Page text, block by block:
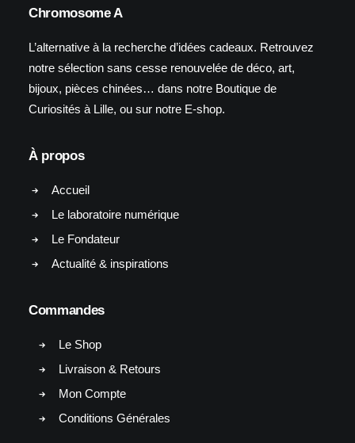
Chromosome A
L’alternative à la recherche d’idées cadeaux. Retrouvez
notre sélection sans cesse renouvelée de déco, art,
bijoux, pièces chinées… dans notre Boutique de
Curiosités à Lille, ou sur notre E-shop.
À propos
Accueil
Le laboratoire numérique
Le Fondateur
Actualité & inspirations
Commandes
Le Shop
Livraison & Retours
Mon Compte
Conditions Générales